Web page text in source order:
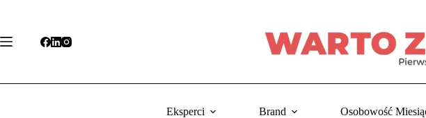
Eksperci Brand Osobowość